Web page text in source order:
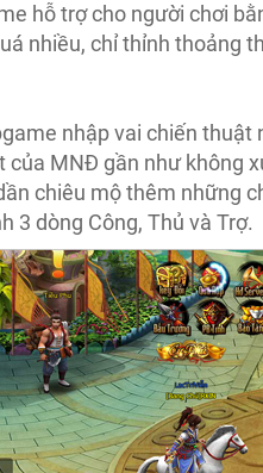
hỗ trợ cho người chơi
nhiều, chỉ thỉnh thoảng
nhập vai chiến
của MNĐ gần như không
chiêu mộ thêm những
3 dòng Công, Thủ và Trợ.